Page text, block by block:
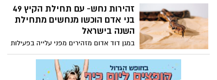
"דירה בהנחה". במקביל, משרתי המילואים
מקבלים עדיפות משמעותית, כשההנחות
מגיעות ל 1-2 מיליון שקלים. החרדים יוצאים
ההחלטה
זהירות נחש- עם תחילת הקיץ 49
בני אדם הוכשו מנחשים מתחילת
השנה בישראל
במגן דוד אדום מזהירים מפני עלייה בפעילות
הנחשים עם התחממות מזג האוויר ותחילת